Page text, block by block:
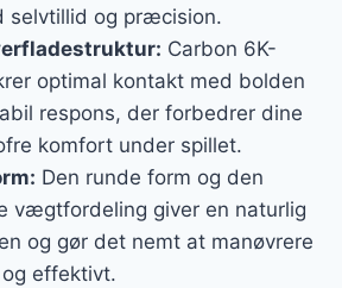
selvtillid og præcision.
Carbon 6K-
optimal kontakt med bolden
respons, der forbedrer dine
komfort under spillet.
Den runde form og den
vægtfordeling giver en naturlig
og gør det nemt at manøvrere
effektivt.